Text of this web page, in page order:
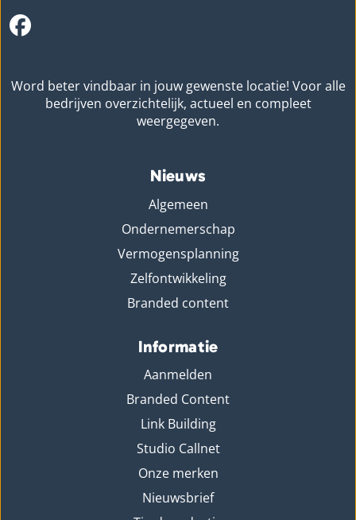
Word beter vindbaar in jouw gewenste locatie! Voor alle
bedrijven overzichtelijk, actueel en compleet
weergegeven.
Nieuws
Algemeen
Ondernemerschap
Vermogensplanning
Zelfontwikkeling
Branded content
Informatie
Aanmelden
Branded Content
Link Building
Studio Callnet
Onze merken
Nieuwsbrief